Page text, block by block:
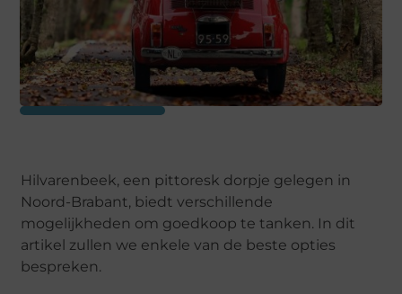
Hilvarenbeek, een pittoresk dorpje gelegen in
Noord-Brabant, biedt verschillende
mogelijkheden om goedkoop te tanken. In dit
artikel zullen we enkele van de beste opties
bespreken.